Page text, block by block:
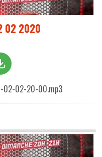
02 2020
02-02-20-00.mp3